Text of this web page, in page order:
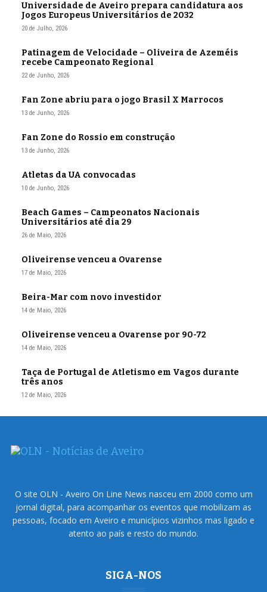
Universidade de Aveiro prepara candidatura aos
Jogos Europeus Universitários de 2032
20 de Julho, 2026
Patinagem de Velocidade – Oliveira de Azeméis
recebe Campeonato Regional
22 de Junho, 2026
Fan Zone abriu para o jogo Brasil X Marrocos
13 de Junho, 2026
Fan Zone do Rossio em construção
13 de Junho, 2026
Atletas da UA convocadas
10 de Junho, 2026
Beach Games – Campeonatos Nacionais
Universitários até dia 29
26 de Maio, 2026
Oliveirense venceu a Ovarense
17 de Maio, 2026
Beira-Mar com novo investidor
14 de Maio, 2026
Oliveirense venceu a Ovarense por 90-72
14 de Maio, 2026
Taça de Portugal de Atletismo em Vagos durante
três anos
12 de Maio, 2026
O site OLN - Aveiro On Line News nasceu em 2000 como um
jornal digital, para acompanhar os eventos que mobilizam as
pessoas, focado em Aveiro e municípios vizinhos mas ligado e
atento ao país e resto do mundo.
SIGA-NOS